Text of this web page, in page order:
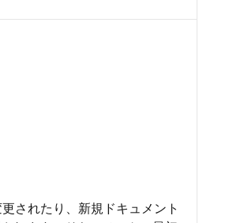
されたり、新規ドキュメント